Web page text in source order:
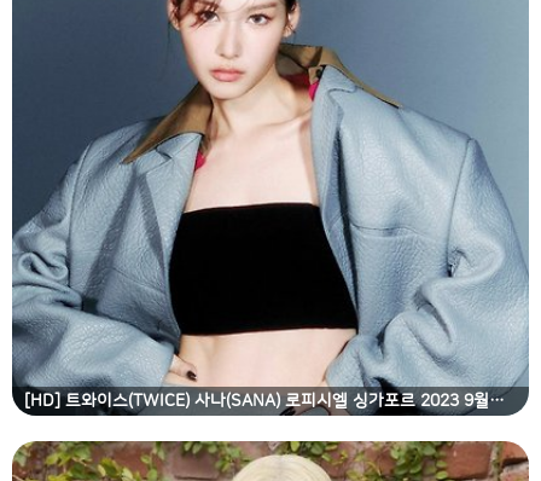
[HD] 트와이스(TWICE) 사나(SANA) 로피시엘 싱가포르 2023 9월호 고화질 화보